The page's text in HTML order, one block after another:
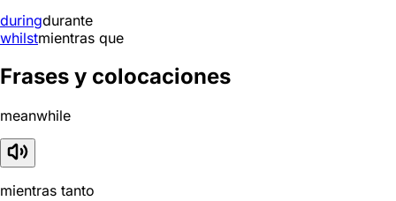
duringdurante
whilstmientras que
Frases y colocaciones
meanwhile
mientras tanto